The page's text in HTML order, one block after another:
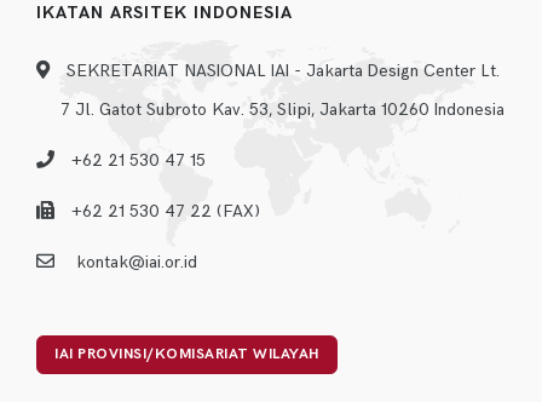
IKATAN ARSITEK INDONESIA
SEKRETARIAT NASIONAL IAI - Jakarta Design Center Lt.
7 Jl. Gatot Subroto Kav. 53, Slipi, Jakarta 10260 Indonesia
+62 21 530 47 15
+62 21 530 47 22 (FAX)
kontak@iai.or.id
IAI PROVINSI/KOMISARIAT WILAYAH